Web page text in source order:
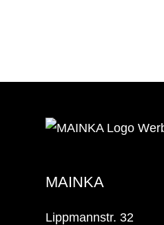
MAINKA
Lippmannstr. 32